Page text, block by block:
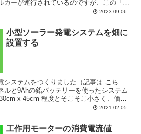
ーが運行されているのですが、この「妙
るという発表がありました。この...2023.09.06
小型ソーラー発電システムを畑に
設置する
システムをつくりました（記事は こち
ルと9Ahの鉛バッテリーを使ったシステム
x 45cm 程度とそこそこ小さく、価格
2021.02.05
工作用モーターの消費電流値